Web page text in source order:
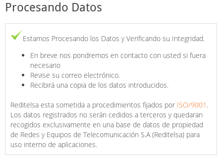
Procesando Datos
Estamos Procesando los Datos y Verificando su Integridad.
En breve nos pondremos en contacto con usted si fuera
necesario
Revise su correo electrónico.
Recibirá una copia de los datos introducidos.
Reditelsa esta sometida a procedimientos fijados por ISO/9001 .
Los datos registrados no serán cedidos a terceros y quedaran
recogidos exclusivamente en una base de datos de propiedad
de Redes y Equipos de Telecomunicación S.A (Reditelsa) para
uso interno de aplicaciones.